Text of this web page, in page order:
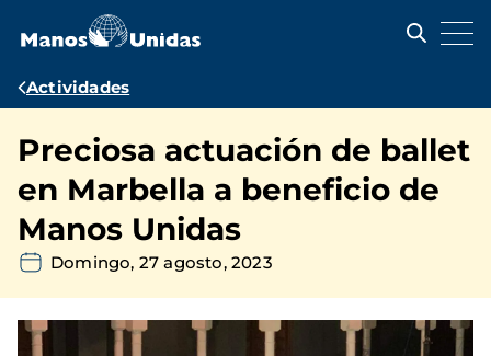
contenido
Ruta
navegación
Actividades
Preciosa actuación de ballet
en Marbella a beneficio de
Manos Unidas
Domingo, 27 agosto, 2023